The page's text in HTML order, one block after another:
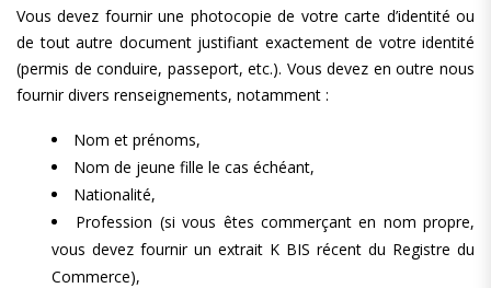
Vous devez fournir une photocopie de votre carte d’identité ou
de tout autre document justifiant exactement de votre identité
(permis de conduire, passeport, etc.). Vous devez en outre nous
fournir divers renseignements, notamment :
Nom et prénoms,
Nom de jeune fille le cas échéant,
Nationalité,
Profession (si vous êtes commerçant en nom propre,
vous devez fournir un extrait K BIS récent du Registre du
Commerce),